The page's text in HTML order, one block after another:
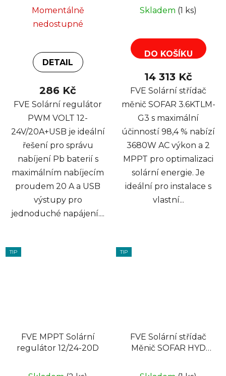
Momentálně
nedostupné
DETAIL
286 Kč
FVE Solární regulátor
PWM VOLT 12-
24V/20A+USB je ideální
řešení pro správu
nabíjení Pb baterií s
maximálním nabíjecím
proudem 20 A a USB
výstupy pro
jednoduché napájení....
Skladem (1 ks)
DO KOŠÍKU
14 313 Kč
FVE Solární střídač
měnič SOFAR 3.6KTLM-
G3 s maximální
účinností 98,4 % nabízí
3680W AC výkon a 2
MPPT pro optimalizaci
solární energie. Je
ideální pro instalace s
vlastní...
TIP
FVE MPPT Solární
regulátor 12/24-20D
TIP
FVE Solární střídač
Měnič SOFAR HYD